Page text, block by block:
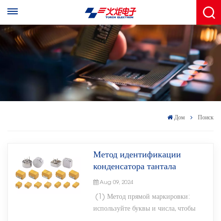
Дом Поиск
Метод идентификации
конденсатора тантала
Aug 09, 2024
(1) Метод прямой маркировки:
используйте буквы и числа, чтобы